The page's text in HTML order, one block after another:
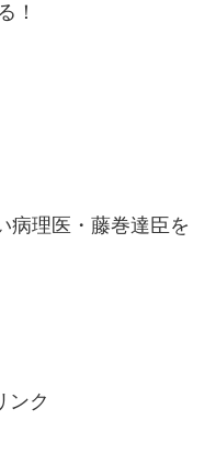
！
病理医・藤巻達臣を
ンク